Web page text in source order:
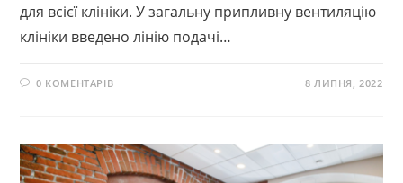
для всієї клініки. У загальну припливну вентиляцію
клініки введено лінію подачі…
0 КОМЕНТАРІВ 8 ЛИПНЯ, 2022